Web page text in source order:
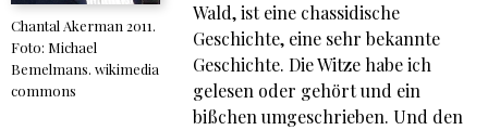
Chantal Akerman 2011.
Foto: Michael
Bemelmans. wikimedia
commons
Wald, ist eine chassidische
Geschichte, eine sehr bekannte
Geschichte. Die Witze habe ich
gelesen oder gehört und ein
bißchen umgeschrieben. Und den